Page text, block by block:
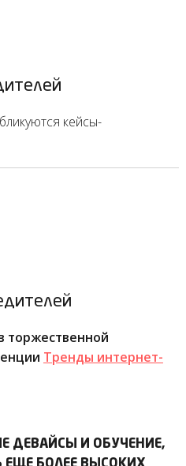
кейсы-
торжественной
Тренды интернет-
ДЕВАЙСЫ И ОБУЧЕНИЕ,